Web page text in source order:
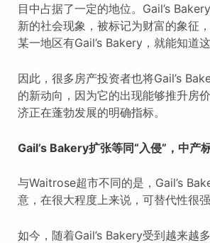
目中占据了一定的地位。Gail’s
新的社会现象，被标记为财富的象征
某一地区有Gail’s Bakery，就能知道这
因此，很多房产投资者也将Gail’s
的新动向，因为它的出现能够推升房
济正在蓬勃发展的明确指标。
Gail’s Bakery扩张等同“入侵”，中产
与Waitrose超市不同的是，Gail’s
意，在很大程度上来说，可替代性很强
如今，随着Gail’s Bakery受到越来越